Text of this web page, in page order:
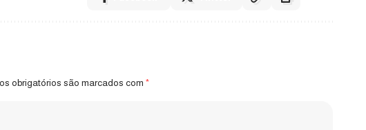
obrigatórios são marcados com *